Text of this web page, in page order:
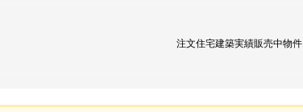
注文住宅建築実績販売中物件